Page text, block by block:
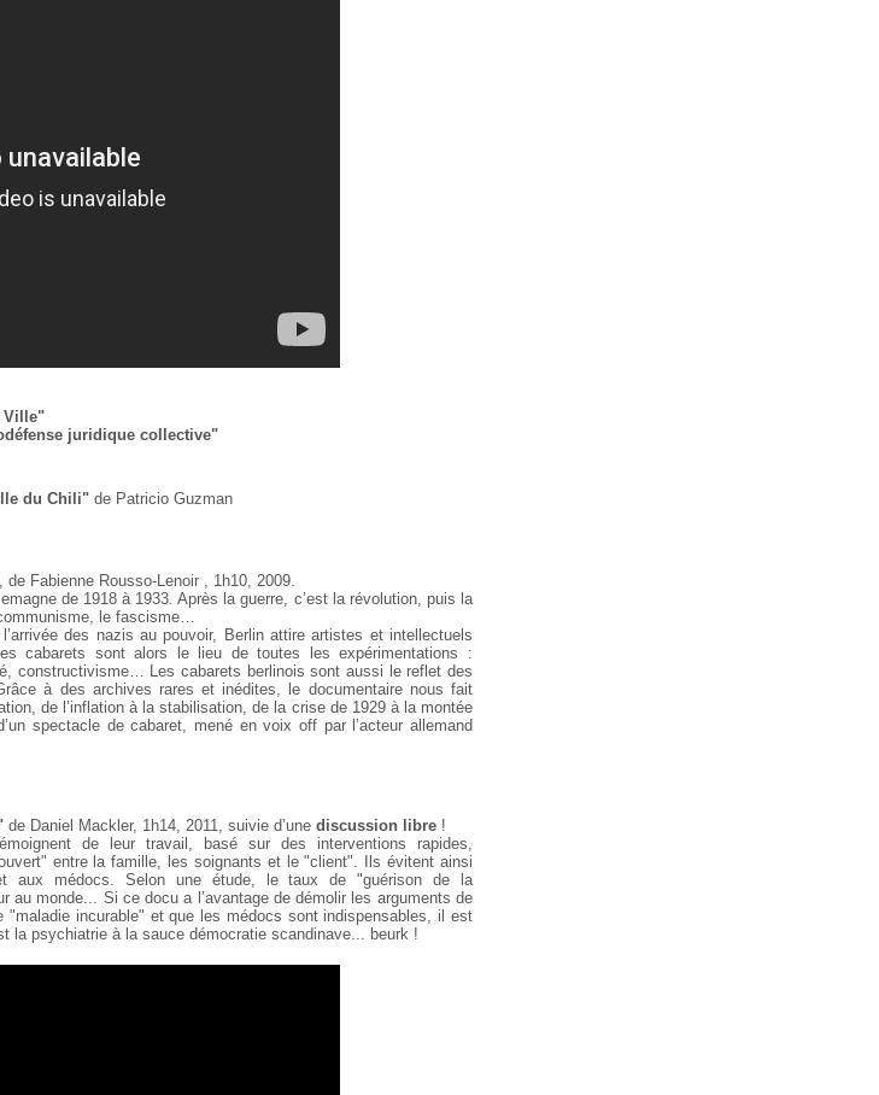
Ville"
juridique collective"
du Chili" de Patricio Guzman
, de Fabienne Rousso-Lenoir , 1h10, 2009.
de 1918à 1933. Après la guerre, c’est la révolution, puis la
le fascisme…
des nazis au pouvoir, Berlin attire artistes et intellectuels
cabarets sont alors le lieu de toutes les expérimentations :
constructivisme… Les cabarets berlinois sont aussi le reflet des
à des archives rares et inédites, le documentaire nous fait
de l’inflation à la stabilisation, de la crise de 1929 àla montée
spectacle decabaret, mené en voix off par l’acteur allemand
de Daniel Mackler, 1h14, 2011, suivie d’une discussion libre !
de leur travail, basé sur des interventions rapides,
entre la famille, les soignants et le "client". Ils évitent ainsi
aux médocs. Selon une étude, le taux de "guérison de la
au monde... Si ce docu a l’avantage de démolir les arguments de
incurable" et que les médocs sont indispensables, il est
la psychiatrie à la sauce démocratie scandinave... beurk !